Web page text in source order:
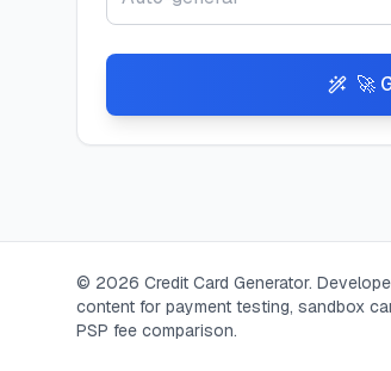
🚀
© 2026 Credit Card Generator.
content for payment testing, sandbox
PSP fee comparison.